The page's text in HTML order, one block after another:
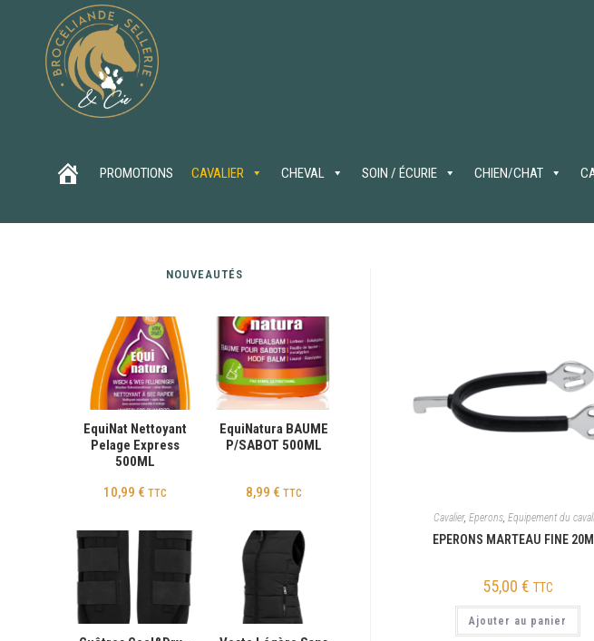
PROMOTIONS CAVALIER CHEVAL SOIN / ÉCURIE CHIEN/CHAT
Cavalier, Eperons, Equipement du
EPERONS MARTEAU FINE
55,00€ TTC
Ajouter au panier
NOUVEAUTÉS
EquiNat Nettoyant
Pelage Express
500ML
10,99 € TTC
EquiNatura BAUME
P/SABOT 500ML
8,99 € TTC